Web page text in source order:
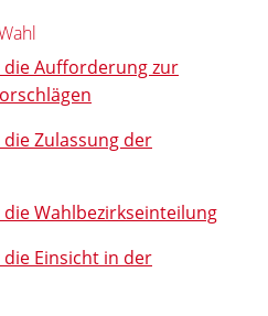
Aufforderung zur
Zulassung der
Wahlbezirkseinteilung
Einsicht in der